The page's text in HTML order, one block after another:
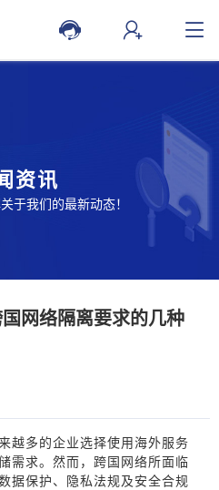
资讯
于我们的最新动态！
网络隔离要求的几种
越多的企业选择使用海外服务
需求。然而，跨国网络所面临
据保护、隐私法规及安全合规